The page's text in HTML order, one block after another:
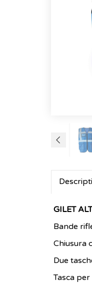
GILET
Bande
Chiusura
Due
Tasca